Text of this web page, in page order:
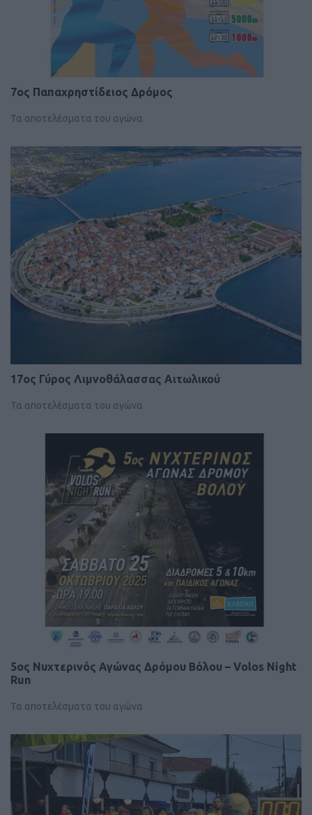
7ος Παπαχρηστίδειος Δρόμος
Τα αποτελέσματα του αγώνα
17ος Γύρος Λιμνοθάλασσας Αιτωλικού
Τα αποτελέσματα του αγώνα
5ος Νυχτερινός Αγώνας Δρόμου Βόλου – Volos Night
Run
Τα αποτελέσματα του αγώνα